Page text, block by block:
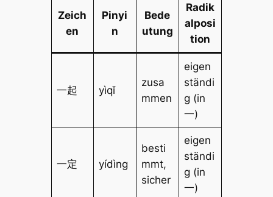
Zeich
en
Pinyi
n
Bede
utung
Radik
alposi
tion
一起 yìqǐ
zusa
mmen
eigen
ständi
g (in
一)
一定 yídìng
besti
mmt,
sicher
eigen
ständi
g (in
一)